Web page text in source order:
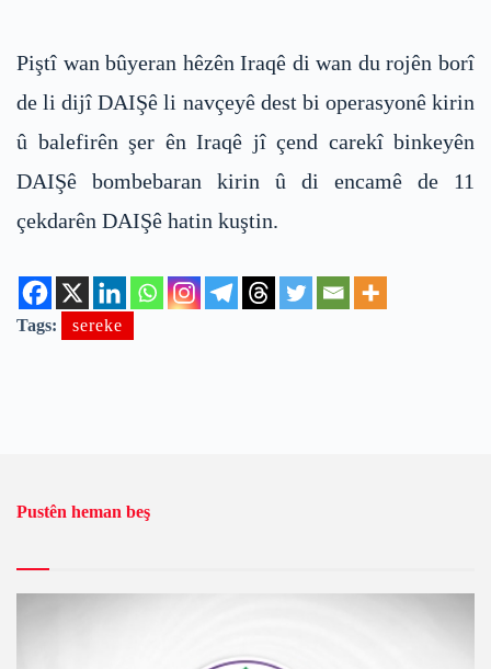
Piştî wan bûyeran hêzên Iraqê di wan du rojên borî
de li dijî DAIŞê li navçeyê dest bi operasyonê kirin
û balefirên şer ên Iraqê jî çend carekî binkeyên
DAIŞê bombebaran kirin û di encamê de 11
çekdarên DAIŞê hatin kuştin.
Tags: sereke
Pustên heman beş